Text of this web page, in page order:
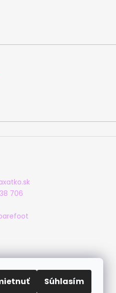
Súhlasím
706